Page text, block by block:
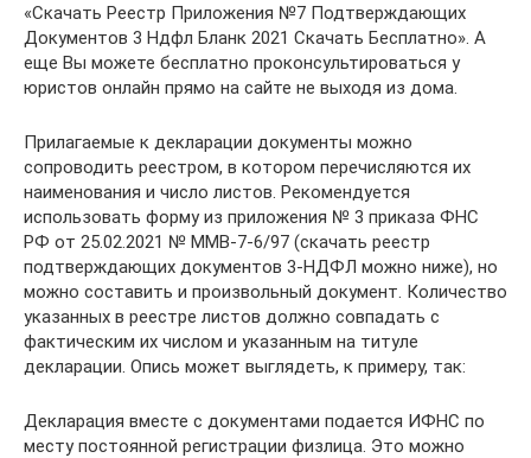
«Скачать Реестр Приложения №7 Подтверждающих
Документов 3 Ндфл Бланк 2021 Скачать Бесплатно». А
еще Вы можете бесплатно проконсультироваться у
юристов онлайн прямо на сайте не выходя из дома.
Прилагаемые к декларации документы можно
сопроводить реестром, в котором перечисляются их
наименования и число листов. Рекомендуется
использовать форму из приложения № 3 приказа ФНС
РФ от 25.02.2021 № ММВ-7-6/97 (скачать реестр
подтверждающих документов 3-НДФЛ можно ниже), но
можно составить и произвольный документ. Количество
указанных в реестре листов должно совпадать с
фактическим их числом и указанным на титуле
декларации. Опись может выглядеть, к примеру, так:
Декларация вместе с документами подается ИФНС по
месту постоянной регистрации физлица. Это можно